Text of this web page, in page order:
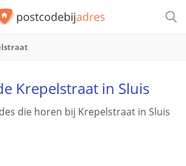
Krepelstraat in Sluis
die horen bij Krepelstraat in Sluis